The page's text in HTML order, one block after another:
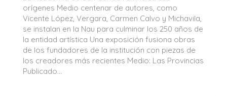
orígenes Medio centenar de autores, como
Vicente López, Vergara, Carmen Calvo y Michavila,
se instalan en la Nau para culminar los 250 años de
la entidad artística Una exposición fusiona obras
de los fundadores de la institución con piezas de
los creadores más recientes Medio: Las Provincias
Publicado…